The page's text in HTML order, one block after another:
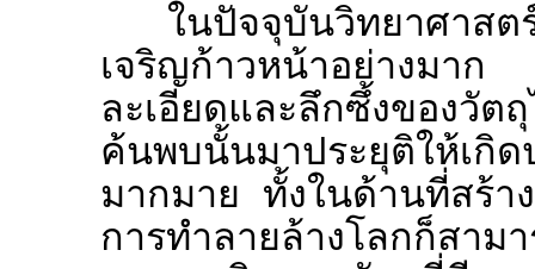
ในปัจจุบันวิทยาศาส
เจริญก้าวหน้าอย่างมาก
ละเอียดและลึกซึ้งของวัต
ค้นพบนั้นมาประยุติให้เกิด
มากมาย ทั้งในด้านที่สร้า
การทำลายล้างโลกก็สาม